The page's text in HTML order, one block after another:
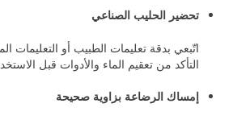
تحضير الحليب الصناعي
اتّبعي بدقة تعليمات الطبيب أو التعليمات
التأكد من تعقيم الماء والأدوات قبل
إمساك الرضاعة بزاوية صحيحة